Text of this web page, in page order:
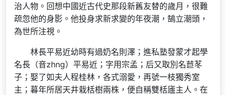
治人物。回想中國近古代史那段新舊友替的歲月，很難
疏忽他的身影。他投身求新求變的年夜潮，鵠立潮頭，
為世所注視。
林長平易近幼時有過奶名則澤；進私塾發蒙才起學
名長（音zhng）平易近；字用宗孟；后又取別名苣苳
子；娶了如夫人程桂林，各式溺愛，再號一枝獨秀室
主；暮年所居天井栽栝樹兩株，便自稱雙栝廬主人。在